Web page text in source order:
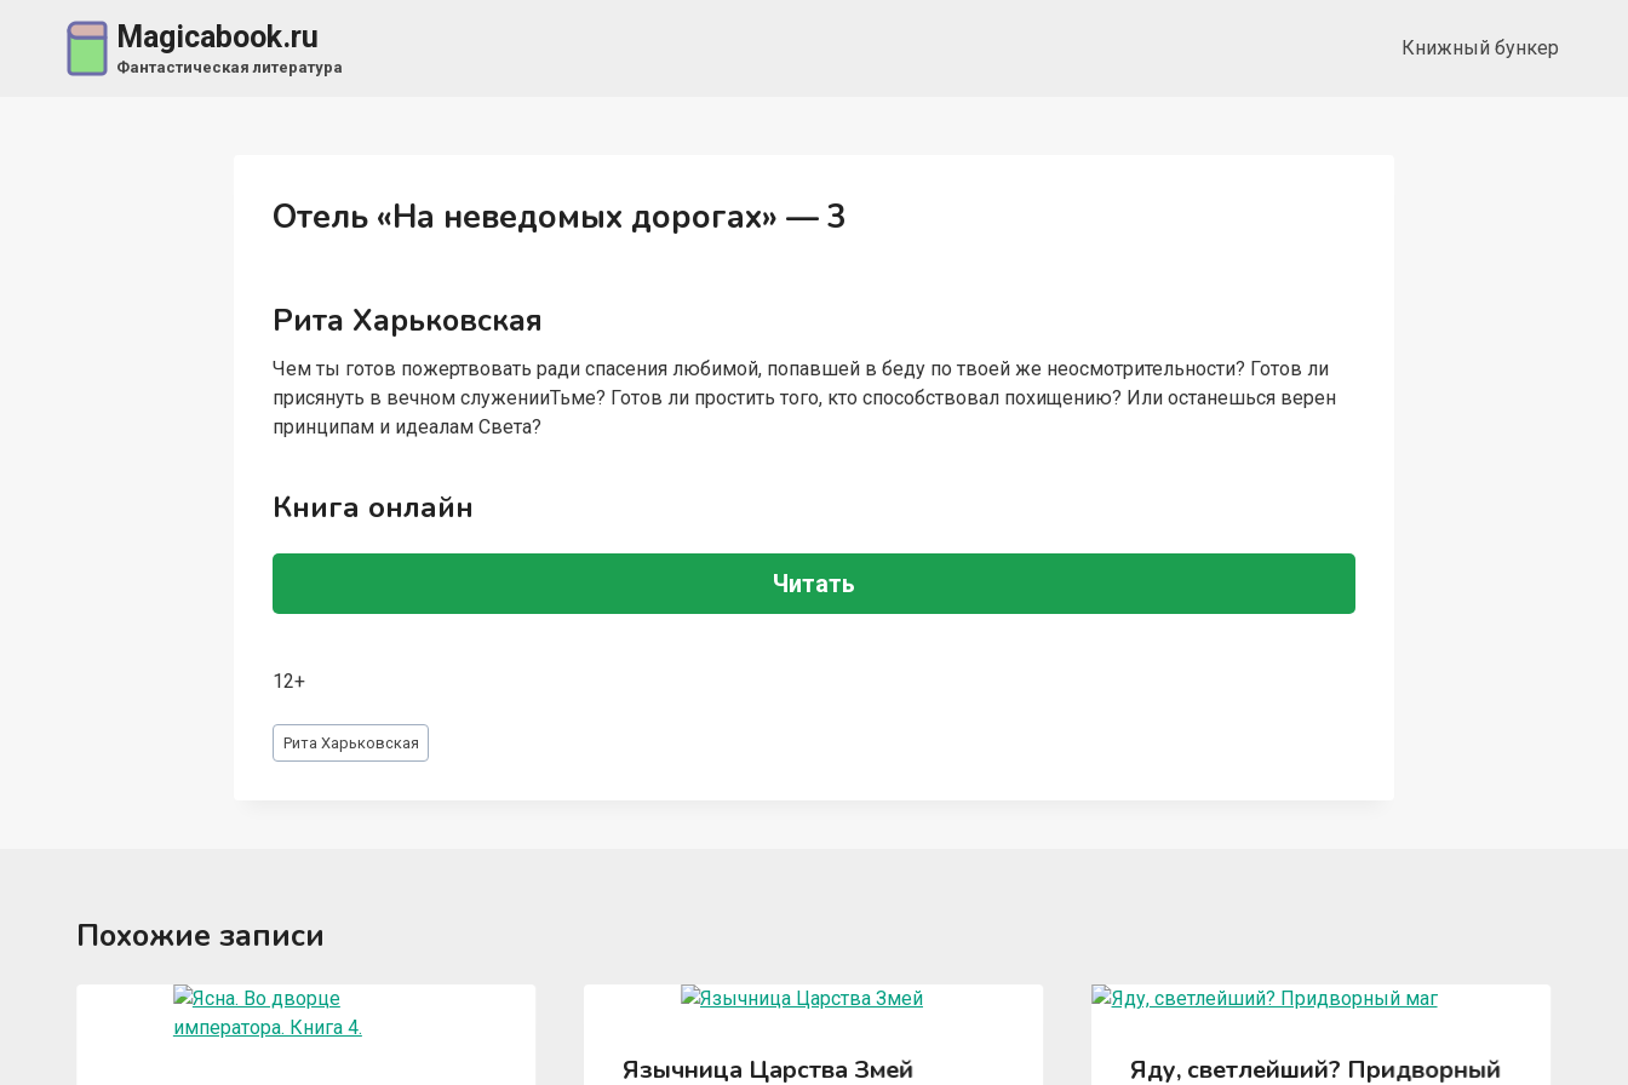
содержимому
Magicabook.ru
Фантастическая литература
Книжный бункер
Отель «На неведомых дорогах» — 3
Рита Харьковская
Чем ты готов пожертвовать ради спасения любимой, попавшей в беду по твоей же неосмотрительности? Готов ли
присянуть в вечном служенииТьме? Готов ли простить того, кто способствовал похищению? Или останешься верен
принципам и идеалам Света?
Книга онлайн
Читать
12+
Метки
записи:
Рита Харьковская
Похожие записи
Язычница Царства Змей Яду, светлейший? Придворный